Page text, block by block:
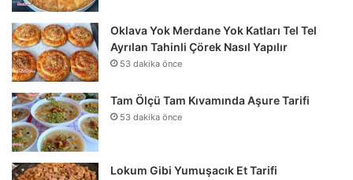
Oklava Yok Merdane Yok Katları Tel Tel
Ayrılan Tahinli Çörek Nasıl Yapılır
53 dakika önce
Tam Ölçü Tam Kıvamında Aşure Tarifi
53 dakika önce
Lokum Gibi Yumuşacık Et Tarifi